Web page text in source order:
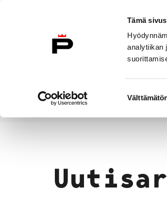
Tämä
analytiikan
valinta
Etusivulle
Etusivu